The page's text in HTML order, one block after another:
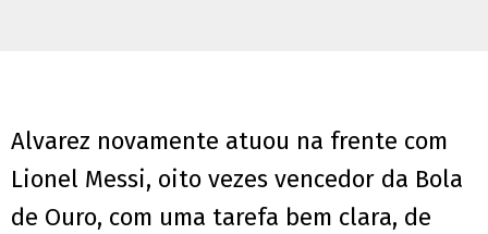
Alvarez novamente atuou na frente com
Lionel Messi, oito vezes vencedor da Bola
de Ouro, com uma tarefa bem clara, de